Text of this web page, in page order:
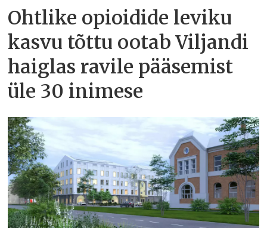
Ohtlike opioidide leviku
kasvu tõttu ootab Viljandi
haiglas ravile pääsemist
üle 30 inimese